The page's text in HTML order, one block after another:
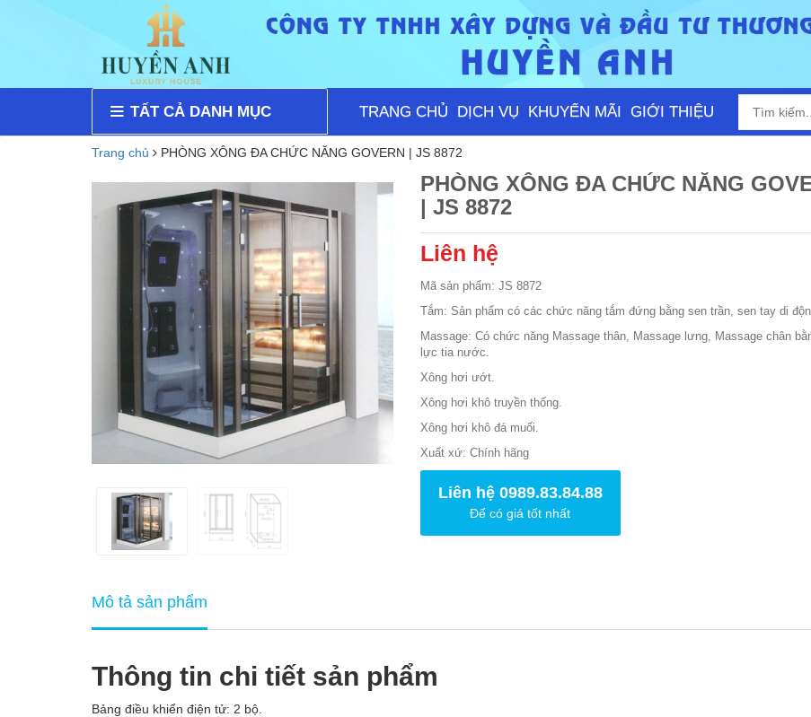
TẤT CẢ DANH MỤC TRANG CHỦ DỊCH VỤ KHUYẾN MÃI GIỚI THIỆU
Trang chủ PHÒNG XÔNG ĐA CHỨC NĂNG GOVERN | JS 8872
PHÒNG XÔNG ĐA CHỨC NĂNG
| JS 8872
Liên hệ
Mã sản phẩm: JS 8872
Tắm: Sản phẩm có các chức năng tắm đứng bằng sen trần, sen tay di
Massage: Có chức năng Massage thân, Massage lưng, Massage chân
lực tia nước.
Xông hơi ướt.
Xông hơi khô truyền thống.
Xông hơi khô đá muối.
Xuất xứ: Chính hãng
Liên hệ 0989.83.84.88
Để có giá tốt nhất
Mô tả sản phẩm
Thông tin chi tiết sản phẩm
Bảng điều khiển điện tử: 2 bộ.